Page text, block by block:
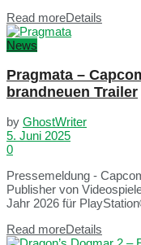
Read moreDetails
News
Pragmata –
brandneuen Trailer
by GhostWriter
5. Juni 2025
0
Pressemeldung -
Publisher von
Jahr 2026 für
Read moreDetails